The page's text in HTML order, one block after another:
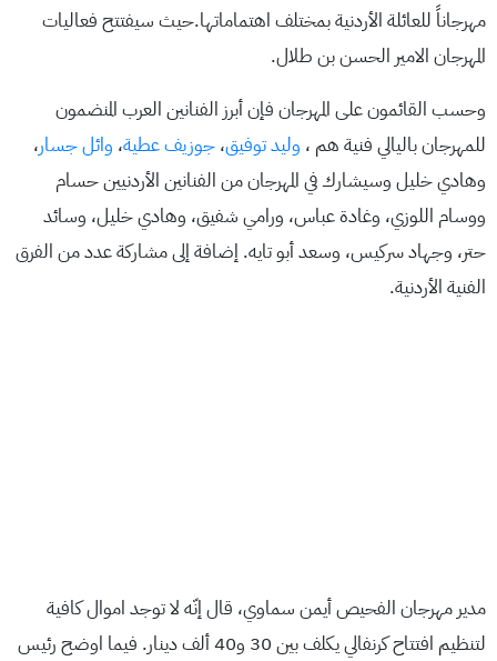
مهرجاناً للعائلة الأردنية بمختلف اهتماماتها.حيث سيفتتح فعاليات
المهرجان الامير الحسن بن طلال.
وحسب القائمون على المهرجان فإن أبرز الفنانين العرب المنضمون
للمهرجان باليالي فنية هم ، وليد توفيق، جوزيف عطية، وائل جسار،
وهادي خليل وسيشارك في المهرجان من الفنانين الأردنيين حسام
ووسام اللوزي، وغادة عباس، ورامي شفيق، وهادي خليل، وسائد
حتر، وجهاد سركيس، وسعد أبو تايه. إضافة إلى مشاركة عدد من الفرق
الفنية الأردنية.
مدير مهرجان الفحيص أيمن سماوي، قال إنّه لا توجد اموال كافية
لتنظيم افتتاح كرنفالي يكلف بين 30 و40 ألف دينار. فيما اوضح رئيس